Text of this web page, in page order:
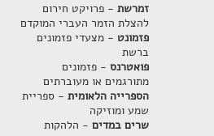
זמרשת- פרויקט חירום
להצלת הזמר העברי המוקדם
פזמונט - מצעדי פזמונים
ברשת
פואטרנס- פזמונים
מתורגמים או מעוברתים
הספרייה הלאומית- ספריית
שמע ומוזיקה
שרים במדים- הלהקות